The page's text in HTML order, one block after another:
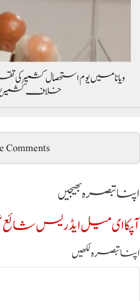
ویانا میں یوم استحصال
خلاف
Comments
اپنا تبصرہ بھیجیں
آپکا ای میل ایڈریس
اپنا تبصرہ لکھیں